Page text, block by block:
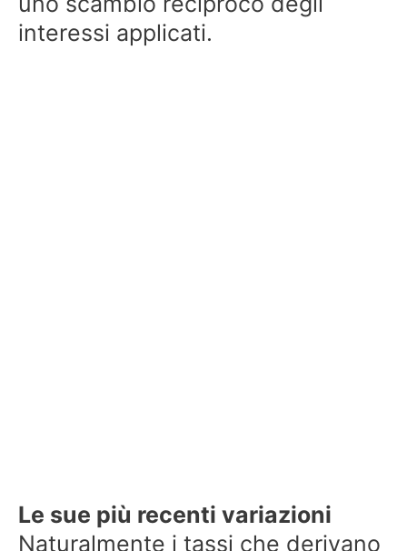
interessi applicati.
Le sue più recenti variazioni
Naturalmente i tassi che derivano